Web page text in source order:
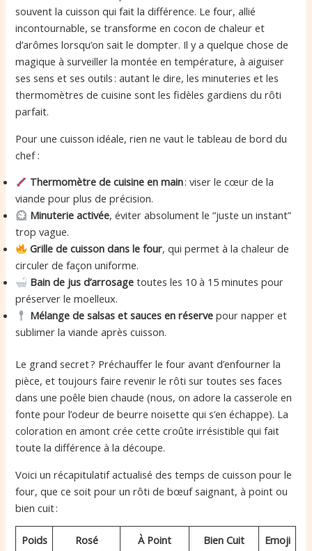
souvent la cuisson qui fait la différence. Le four, allié
incontournable, se transforme en cocon de chaleur et
d’arômes lorsqu’on sait le dompter. Il y a quelque chose de
magique à surveiller la montée en température, à aiguiser
ses sens et ses outils : autant le dire, les minuteries et les
thermomètres de cuisine sont les fidèles gardiens du rôti
parfait.
Pour une cuisson idéale, rien ne vaut le tableau de bord du
chef :
Thermomètre de cuisine en main: viser le cœur de la
viande pour plus de précision.
Minuterie activée, éviter absolument le “juste un instant”
trop vague.
Grille de cuisson dans le four, qui permet à la chaleur de
circuler de façon uniforme.
Bain de jus d’arrosage toutes les 10 à 15 minutes pour
préserver le moelleux.
Mélange de salsas et sauces en réserve pour napper et
sublimer la viande après cuisson.
Le grand secret ? Préchauffer le four avant d’enfourner la
pièce, et toujours faire revenir le rôti sur toutes ses faces
dans une poêle bien chaude (nous, on adore la casserole en
fonte pour l’odeur de beurre noisette qui s’en échappe). La
coloration en amont crée cette croûte irrésistible qui fait
toute la différence à la découpe.
Voici un récapitulatif actualisé des temps de cuisson pour le
four, que ce soit pour un rôti de bœuf saignant, à point ou
bien cuit :
Poids Rosé À Point Bien Cuit Emoji